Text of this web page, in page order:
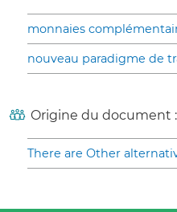
monnaies
nouveau paradigme de
Origine du document :
There are Other